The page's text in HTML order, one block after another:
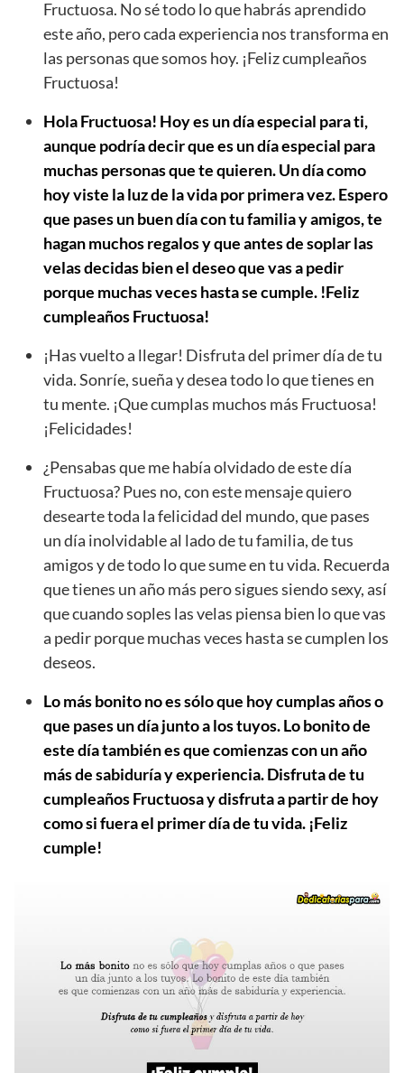
Fructuosa. No sé todo lo que habrás aprendido
este año, pero cada experiencia nos transforma en
las personas que somos hoy. ¡Feliz cumpleaños
Fructuosa!
Hola Fructuosa! Hoy es un día especial para ti,
aunque podría decir que es un día especial para
muchas personas que te quieren. Un día como
hoy viste la luz de la vida por primera vez. Espero
que pases un buen día con tu familia y amigos, te
hagan muchos regalos y que antes de soplar las
velas decidas bien el deseo que vas a pedir
porque muchas veces hasta se cumple. !Feliz
cumpleaños Fructuosa!
¡Has vuelto a llegar! Disfruta del primer día de tu
vida. Sonríe, sueña y desea todo lo que tienes en
tu mente. ¡Que cumplas muchos más Fructuosa!
¡Felicidades!
¿Pensabas que me había olvidado de este día
Fructuosa? Pues no, con este mensaje quiero
desearte toda la felicidad del mundo, que pases
un día inolvidable al lado de tu familia, de tus
amigos y de todo lo que sume en tu vida. Recuerda
que tienes un año más pero sigues siendo sexy, así
que cuando soples las velas piensa bien lo que vas
a pedir porque muchas veces hasta se cumplen los
deseos.
Lo más bonito no es sólo que hoy cumplas años o
que pases un día junto a los tuyos. Lo bonito de
este día también es que comienzas con un año
más de sabiduría y experiencia. Disfruta de tu
cumpleaños Fructuosa y disfruta a partir de hoy
como si fuera el primer día de tu vida. ¡Feliz
cumple!